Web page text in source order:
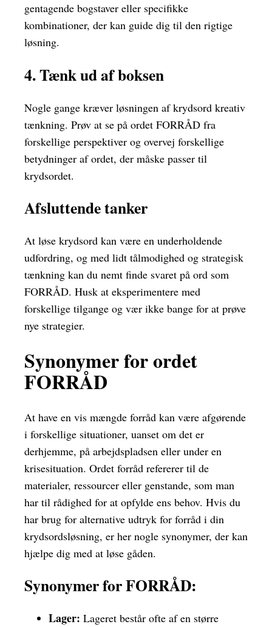
gentagende bogstaver eller specifikke
kombinationer, der kan guide dig til den rigtige
løsning.
4. Tænk ud af boksen
Nogle gange kræver løsningen af krydsord kreativ
tænkning. Prøv at se på ordet FORRÅD fra
forskellige perspektiver og overvej forskellige
betydninger af ordet, der måske passer til
krydsordet.
Afsluttende tanker
At løse krydsord kan være en underholdende
udfordring, og med lidt tålmodighed og strategisk
tænkning kan du nemt finde svaret på ord som
FORRÅD. Husk at eksperimentere med
forskellige tilgange og vær ikke bange for at prøve
nye strategier.
Synonymer for ordet
FORRÅD
At have en vis mængde forråd kan være afgørende
i forskellige situationer, uanset om det er
derhjemme, på arbejdspladsen eller under en
krisesituation. Ordet forråd refererer til de
materialer, ressourcer eller genstande, som man
har til rådighed for at opfylde ens behov. Hvis du
har brug for alternative udtryk for forråd i din
krydsordsløsning, er her nogle synonymer, der kan
hjælpe dig med at løse gåden.
Synonymer for FORRÅD:
Lager: Lageret består ofte af en større